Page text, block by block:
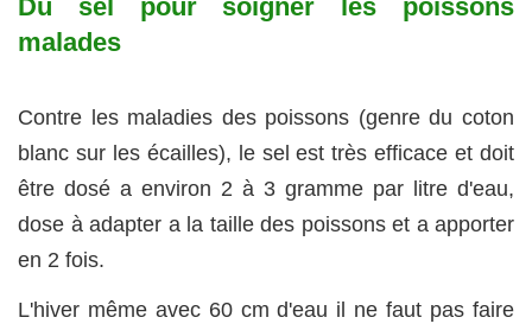
Du sel pour soigner les poissons
malades
Contre les maladies des poissons (genre du coton
blanc sur les écailles), le sel est très efficace et doit
être dosé a environ 2 à 3 gramme par litre d'eau,
dose à adapter a la taille des poissons et a apporter
en 2 fois.
L'hiver même avec 60 cm d'eau il ne faut pas faire